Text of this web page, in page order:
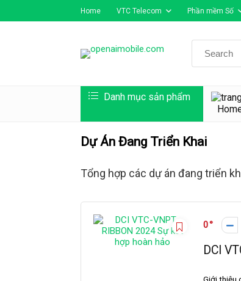
Home VTC Telecom Phần mềm Số
Search
Danh mục sản phẩm
Dự Án Đang Triển Khai
Tổng hợp các dự án đang triển
0
DCI